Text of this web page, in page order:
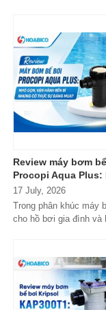
Review máy bơm
Procopi Aqua Plus:
gọn, vận hành bền
nhưng có thực sự
mua?
17 July, 2026
Trong phân khúc máy
cho hồ bơi gia đình và